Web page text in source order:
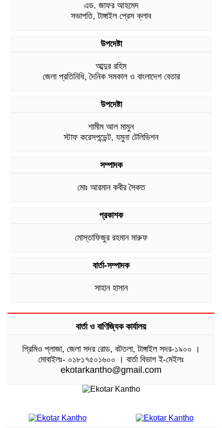
এড. জাফর আহমেদ
সভাপতি, টাঙ্গাইল প্রেস ক্লাব
উপদেষ্টা
আব্দুর রহিম
জেলা প্রতিনিধি, দৈনিক সমকাল ও বাংলাদেশ বেতার
উপদেষ্টা
শামীম আল মামুন
স্টাফ করেসপন্ডেন্ট, যমুনা টেলিভিশন
সম্পাদক
মোঃ আরমান কবীর সৈকত
প্রকাশক
মোস্তাফিজুর রহমান মারুফ
বার্তা-সম্পাদক
সাহান হাসান
বার্তা ও বাণিজ্যিক কার্যালয়
প্রিমিও প্লাজা, জেলা সদর রোড, বটতলা, টাঙ্গাইল সদর-১৯০০ ।
মোবাইলঃ- ০১৮১৭৫০১৬০০ । বার্তা বিভাগ ই-মেইলঃ
ekotarkantho@gmail.com